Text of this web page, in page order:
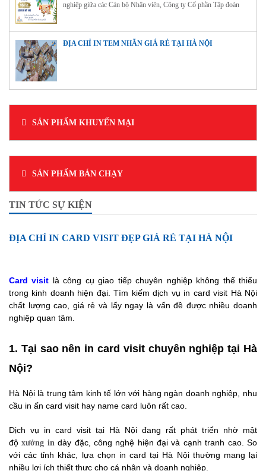
nghiệp giữa các Cán bộ Nhân viên, Công ty Cổ phần Tập đoàn
ĐỊA CHỈ IN TEM NHÃN GIÁ RẺ TẠI HÀ NỘI
SẢN PHẨM KHUYẾN MẠI
SẢN PHẨM BÁN CHẠY
TIN TỨC SỰ KIỆN
ĐỊA CHỈ IN CARD VISIT ĐẸP GIÁ RẺ TẠI HÀ NỘI
Card visit là công cụ giao tiếp chuyên nghiệp không thể thiếu
trong kinh doanh hiện đại. Tìm kiếm dịch vụ in card visit Hà Nội
chất lượng cao, giá rẻ và lấy ngay là vấn đề được nhiều doanh
nghiệp quan tâm.
1. Tại sao nên in card visit chuyên nghiệp tại Hà
Nội?
Hà Nội là trung tâm kinh tế lớn với hàng ngàn doanh nghiệp, nhu
cầu in ấn card visit hay name card luôn rất cao.
Dịch vụ in card visit tại Hà Nội đang rất phát triển nhờ mật
độxưởng in dày đặc, công nghệ hiện đại và cạnh tranh cao. So
với các tỉnh khác, lựa chọn in card tại Hà Nội thường mang lại
nhiều lợi ích thiết thực cho cá nhân và doanh nghiệp.